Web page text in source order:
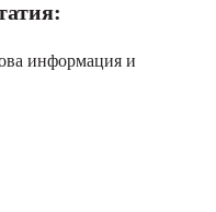
информация и